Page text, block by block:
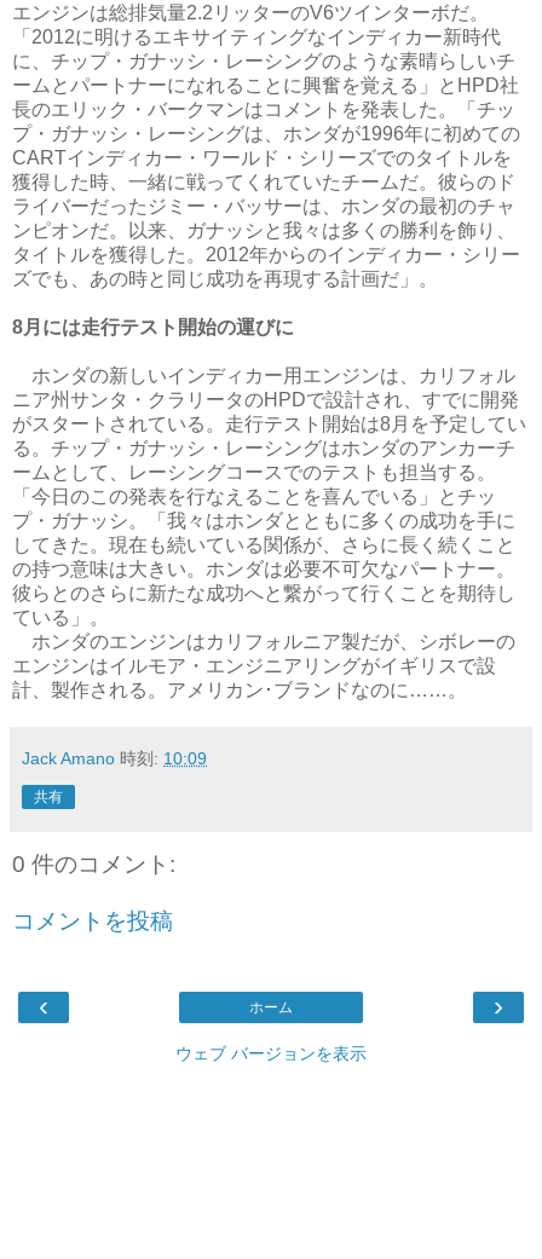
エンジンは総排気量2.2リッターのV6ツインターボだ。
「2012に明けるエキサイティングなインディカー新時代
に、チップ・ガナッシ・レーシングのような素晴らしいチ
ームとパートナーになれることに興奮を覚える」とHPD社
長のエリック・バークマンはコメントを発表した。「チッ
プ・ガナッシ・レーシングは、ホンダが1996年に初めての
CARTインディカー・ワールド・シリーズでのタイトルを
獲得した時、一緒に戦ってくれていたチームだ。彼らのド
ライバーだったジミー・バッサーは、ホンダの最初のチャ
ンピオンだ。以来、ガナッシと我々は多くの勝利を飾り、
タイトルを獲得した。2012年からのインディカー・シリー
ズでも、あの時と同じ成功を再現する計画だ」。
8月には走行テスト開始の運びに
ホンダの新しいインディカー用エンジンは、カリフォル
ニア州サンタ・クラリータのHPDで設計され、すでに開発
がスタートされている。走行テスト開始は8月を予定してい
る。チップ・ガナッシ・レーシングはホンダのアンカーチ
ームとして、レーシングコースでのテストも担当する。
「今日のこの発表を行なえることを喜んでいる」とチッ
プ・ガナッシ。「我々はホンダとともに多くの成功を手に
してきた。現在も続いている関係が、さらに長く続くこと
の持つ意味は大きい。ホンダは必要不可欠なパートナー。
彼らとのさらに新たな成功へと繋がって行くことを期待し
ている」。
ホンダのエンジンはカリフォルニア製だが、シボレーの
エンジンはイルモア・エンジニアリングがイギリスで設
計、製作される。アメリカン･ブランドなのに……。
Jack Amano 時刻: 10:09
共有
0 件のコメント:
コメントを投稿
‹ ›
ホーム
ウェブ バージョンを表示